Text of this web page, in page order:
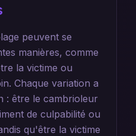
peuvent se
manières, comme
la victime ou
Chaque variation a
: être le cambrioleur
de culpabilité ou
qu'être la victime